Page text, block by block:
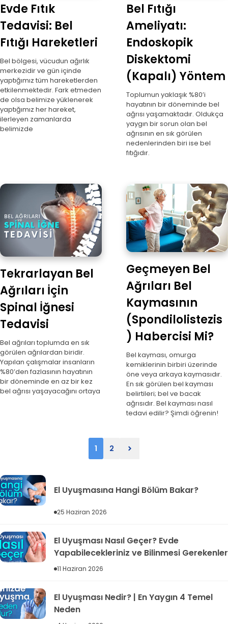
Evde Fıtık
Tedavisi: Bel
Fıtığı Hareketleri
Bel bölgesi, vücudun ağırlık
merkezidir ve gün içinde
yaptığımız tüm hareketlerden
etkilenmektedir. Fark etmeden
de olsa belimize yüklenerek
yaptığımız her hareket,
ilerleyen zamanlarda
belimizde
Bel Fıtığı
Ameliyatı:
Endoskopik
Diskektomi
(Kapalı) Yöntem
Toplumun yaklaşık %80’i
hayatının bir döneminde bel
ağrısı yaşamaktadır. Oldukça
yaygın bir sorun olan bel
ağrısının en sık görülen
nedenlerinden biri ise bel
fıtığıdır.
Tekrarlayan Bel
Ağrıları İçin
Spinal İğnesi
Tedavisi
Bel ağrıları toplumda en sık
görülen ağrılardan biridir.
Yapılan çalışmalar insanların
%80’den fazlasının hayatının
bir döneminde en az bir kez
bel ağrısı yaşayacağını ortaya
Geçmeyen Bel
Ağrıları Bel
Kaymasının
(Spondilolistezis
) Habercisi Mi?
Bel kayması, omurga
kemiklerinin birbiri üzerinde
öne veya arkaya kaymasıdır.
En sık görülen bel kayması
belirtileri; bel ve bacak
ağrısıdır. Bel kayması nasıl
tedavi edilir? Şimdi öğrenin!
1 2
El Uyuşmasına Hangi Bölüm Bakar?
25 Haziran 2026
El Uyuşması Nasıl Geçer? Evde
Yapabilecekleriniz ve Bilinmesi Gerekenler
11 Haziran 2026
El Uyuşması Nedir? | En Yaygın 4 Temel
Neden